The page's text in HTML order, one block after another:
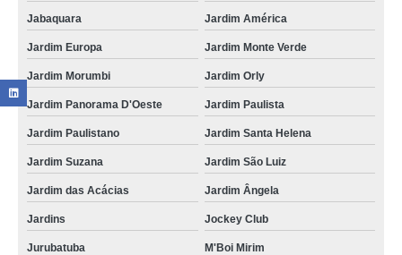
Jabaquara Jardim América
Jardim Europa Jardim Monte Verde
Jardim Morumbi Jardim Orly
Jardim Panorama D'Oeste Jardim Paulista
Jardim Paulistano Jardim Santa Helena
Jardim Suzana Jardim São Luiz
Jardim das Acácias Jardim Ângela
Jardins Jockey Club
Jurubatuba M'Boi Mirim